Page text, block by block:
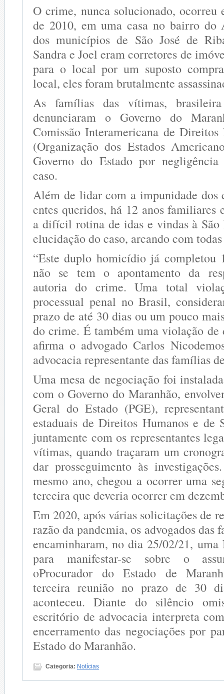
O crime, nunca solucionado, ocorreu
de 2010, em uma casa no bairro do
dos municípios de São José de
Sandra e Joel eram corretores de
para o local por um suposto
local, eles foram brutalmente
As famílias das vítimas,
denunciaram o Governo do
Comissão Interamericana de
(Organização dos Estados
Governo do Estado por
caso.
Além de lidar com a impunidade dos
entes queridos, há 12 anos familiares
a difícil rotina de idas e vindas à
elucidação do caso, arcando com todas
“Este duplo homicídio já completou
não se tem o apontamento da
autoria do crime. Uma total
processual penal no Brasil,
prazo de até 30 dias ou um pouco
do crime. É também uma violação de
afirma o advogado Carlos
advocacia representante das famílias
Uma mesa de negociação foi
com o Governo do Maranhão,
Geral do Estado (PGE),
estaduais de Direitos Humanos e de
juntamente com os representantes
vítimas, quando traçaram um
dar prosseguimento às
mesmo ano, chegou a ocorrer uma
terceira que deveria ocorrer em
Em 2020, após várias solicitações de
razão da pandemia, os advogados das
encaminharam, no dia 25/02/21,
para manifestar-se sobre o
oProcurador do Estado de
terceira reunião no prazo de 30
aconteceu. Diante do silêncio
escritório de advocacia interpreta
encerramento das negociações por
Estado do Maranhão.
Categoria: Notícias